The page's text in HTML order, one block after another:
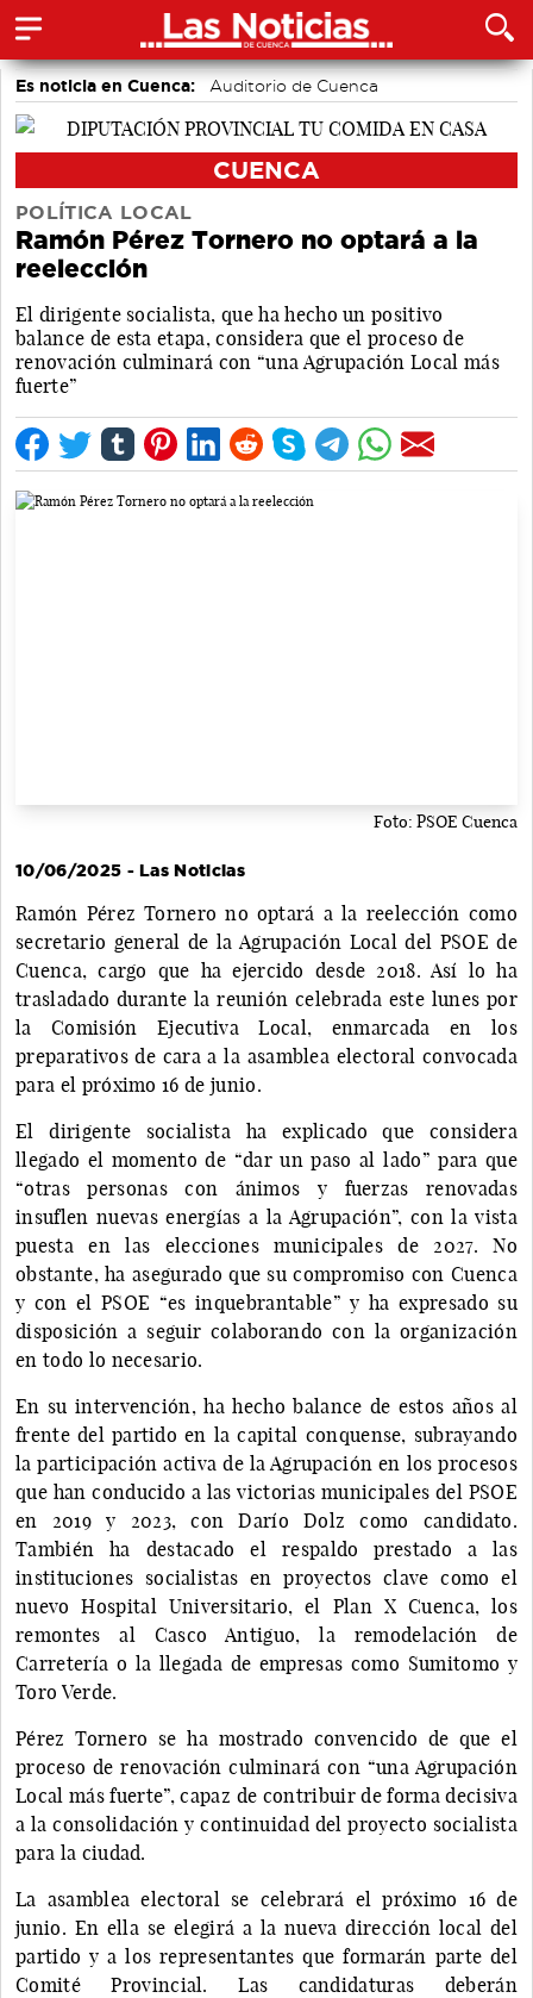
Es noticia en Cuenca: Auditorio de Cuenca
CUENCA
POLÍTICA LOCAL
Ramón Pérez Tornero no optará a la
reelección
El dirigente socialista, que ha hecho un positivo
balance de esta etapa, considera que el proceso de
renovación culminará con “una Agrupación Local más
fuerte”
Foto: PSOE Cuenca
10/06/2025 - Las Noticias
Ramón Pérez Tornero no optará a la reelección como
secretario general de la Agrupación Local del PSOE de
Cuenca, cargo que ha ejercido desde 2018. Así lo ha
trasladado durante la reunión celebrada este lunes por
la Comisión Ejecutiva Local, enmarcada en los
preparativos de cara a la asamblea electoral convocada
para el próximo 16 de junio.
El dirigente socialista ha explicado que considera
llegado el momento de “dar un paso al lado” para que
“otras personas con ánimos y fuerzas renovadas
insuflen nuevas energías a la Agrupación”, con la vista
puesta en las elecciones municipales de 2027. No
obstante, ha asegurado que su compromiso con Cuenca
y con el PSOE “es inquebrantable” y ha expresado su
disposición a seguir colaborando con la organización
en todo lo necesario.
En su intervención, ha hecho balance de estos años al
frente del partido en la capital conquense, subrayando
la participación activa de la Agrupación en los procesos
que han conducido a las victorias municipales del PSOE
en 2019 y 2023, con Darío Dolz como candidato.
También ha destacado el respaldo prestado a las
instituciones socialistas en proyectos clave como el
nuevo Hospital Universitario, el Plan X Cuenca, los
remontes al Casco Antiguo, la remodelación de
Carretería o la llegada de empresas como Sumitomo y
Toro Verde.
Pérez Tornero se ha mostrado convencido de que el
proceso de renovación culminará con “una Agrupación
Local más fuerte”, capaz de contribuir de forma decisiva
a la consolidación y continuidad del proyecto socialista
para la ciudad.
La asamblea electoral se celebrará el próximo 16 de
junio. En ella se elegirá a la nueva dirección local del
partido y a los representantes que formarán parte del
Comité Provincial. Las candidaturas deberán